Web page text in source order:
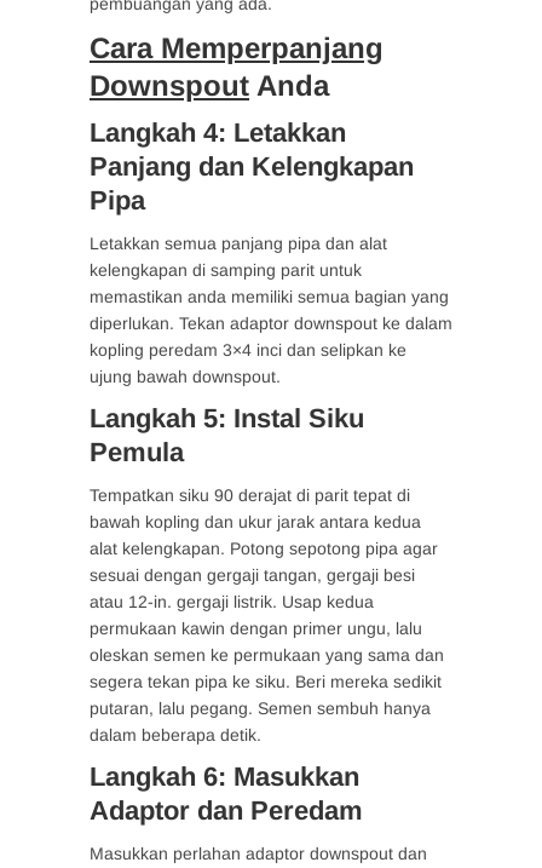
Cara Memperpanjang
Downspout Anda
Langkah 4: Letakkan
Panjang dan Kelengkapan
Pipa
Letakkan semua panjang pipa dan alat
kelengkapan di samping parit untuk
memastikan anda memiliki semua bagian yang
diperlukan. Tekan adaptor downspout ke dalam
kopling peredam 3×4 inci dan selipkan ke
ujung bawah downspout.
Langkah 5: Instal Siku
Pemula
Tempatkan siku 90 derajat di parit tepat di
bawah kopling dan ukur jarak antara kedua
alat kelengkapan. Potong sepotong pipa agar
sesuai dengan gergaji tangan, gergaji besi
atau 12-in. gergaji listrik. Usap kedua
permukaan kawin dengan primer ungu, lalu
oleskan semen ke permukaan yang sama dan
segera tekan pipa ke siku. Beri mereka sedikit
putaran, lalu pegang. Semen sembuh hanya
dalam beberapa detik.
Langkah 6: Masukkan
Adaptor dan Peredam
Masukkan perlahan adaptor downspout dan